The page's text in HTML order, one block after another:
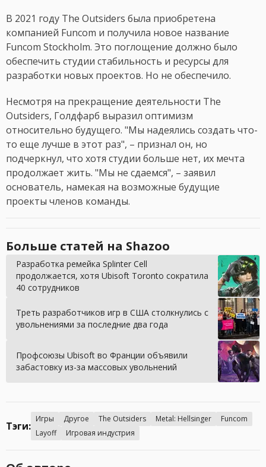
В 2021 году The Outsiders была приобретена
компанией Funcom и получила новое название
Funcom Stockholm. Это поглощение должно было
обеспечить студии стабильность и ресурсы для
разработки новых проектов. Но не обеспечило.
Несмотря на прекращение деятельности The
Outsiders, Голдфарб выразил оптимизм
относительно будущего. "Мы надеялись создать что-
то еще лучше в этот раз", – признал он, но
подчеркнул, что хотя студии больше нет, их мечта
продолжает жить. "Мы не сдаемся", – заявил
основатель, намекая на возможные будущие
проекты членов команды.
Больше статей на Shazoo
Разработка ремейка Splinter Cell
продолжается, хотя Ubisoft Toronto сократила
40 сотрудников
Треть разработчиков игр в США столкнулись с
увольнениями за последние два года
Профсоюзы Ubisoft во Франции объявили
забастовку из-за массовых увольнений
Тэги:
Игры Другое The Outsiders Metal: Hellsinger
Funcom
Layoff
Игровая индустрия